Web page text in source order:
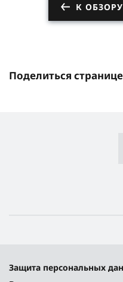
К
Поделиться
Защита персональных